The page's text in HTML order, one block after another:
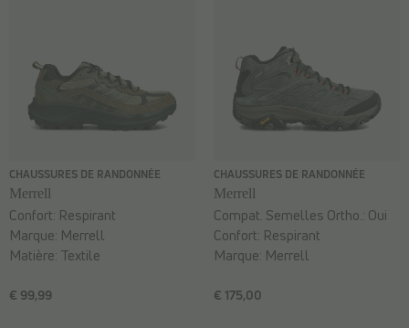
CHAUSSURES DE RANDONNÉE
Merrell
€ 99,99
Confort: Respirant
Marque: Merrell
Matière: Textile
CHAUSSURES DE RANDONNÉE
Merrell
€ 175,00
Compat. Semelles Ortho.: Oui
Confort: Respirant
Marque: Merrell